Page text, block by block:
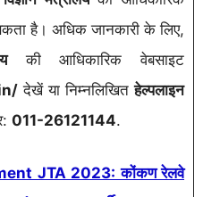
है। अधिक जानकारी के लिए,
की आधिकारिक वेबसाइट
देखें या निम्नलिखितहेल्पलाइन
011-26121144.
JTA 2023: कोंकण रेलवे